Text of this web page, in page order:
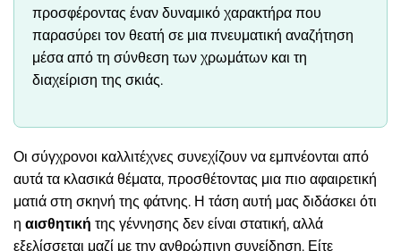
προσφέροντας έναν δυναμικό χαρακτήρα που
παρασύρει τον θεατή σε μια πνευματική αναζήτηση
μέσα από τη σύνθεση των χρωμάτων και τη
διαχείριση της σκιάς.
Οι σύγχρονοι καλλιτέχνες συνεχίζουν να εμπνέονται από
αυτά τα κλασικά θέματα, προσθέτοντας μια πιο αφαιρετική
ματιά στη σκηνή της φάτνης. Η τάση αυτή μας διδάσκει ότι
η αισθητική της γέννησης δεν είναι στατική, αλλά
εξελίσσεται μαζί με την ανθρώπινη συνείδηση. Είτε